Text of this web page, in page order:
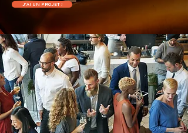
J'AI UN PROJET !